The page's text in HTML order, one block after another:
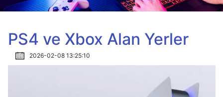
PS4 ve Xbox Alan Yerler
2026-02-08 13:25:10